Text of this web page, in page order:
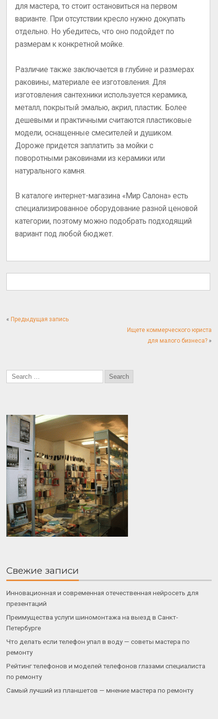
для мастера, то стоит остановиться на первом
варианте. При отсутствии кресло нужно докупать
отдельно. Но убедитесь, что оно подойдет по
размерам к конкретной мойке.
Различие также заключается в глубине и размерах
раковины, материале ее изготовления. Для
изготовления сантехники используется керамика,
металл, покрытый эмалью, акрил, пластик. Более
дешевыми и практичными считаются пластиковые
модели, оснащенные смесителей и душиком.
Дороже придется заплатить за мойки с
поворотными раковинами из керамики или
натурального камня.
В каталоге интернет-магазина «Мир Салона» есть
специализированное оборудование разной ценовой
категории, поэтому можно подобрать подходящий
вариант под любой бюджет.
« Предыдущая запись
Ищете коммерческого юриста
для малого бизнеса?»
Свежие записи
Инновационная и современная отечественная нейросеть для
презентаций
Преимущества услуги шиномонтажа на выезд в Санкт-
Петербурге
Что делать если телефон упал в воду — советы мастера по
ремонту
Рейтинг телефонов и моделей телефонов глазами специалиста
по ремонту
Самый лучший из планшетов — мнение мастера по ремонту